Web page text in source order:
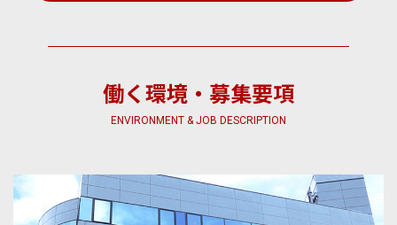
働く環境・募集要項
ENVIRONMENT & JOB DESCRIPTION